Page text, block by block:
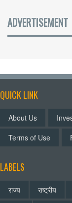
ADVERTISEMENT
QUICK LINK
About Us
Terms of Use
LABELS
राज्य राष्ट्रीय